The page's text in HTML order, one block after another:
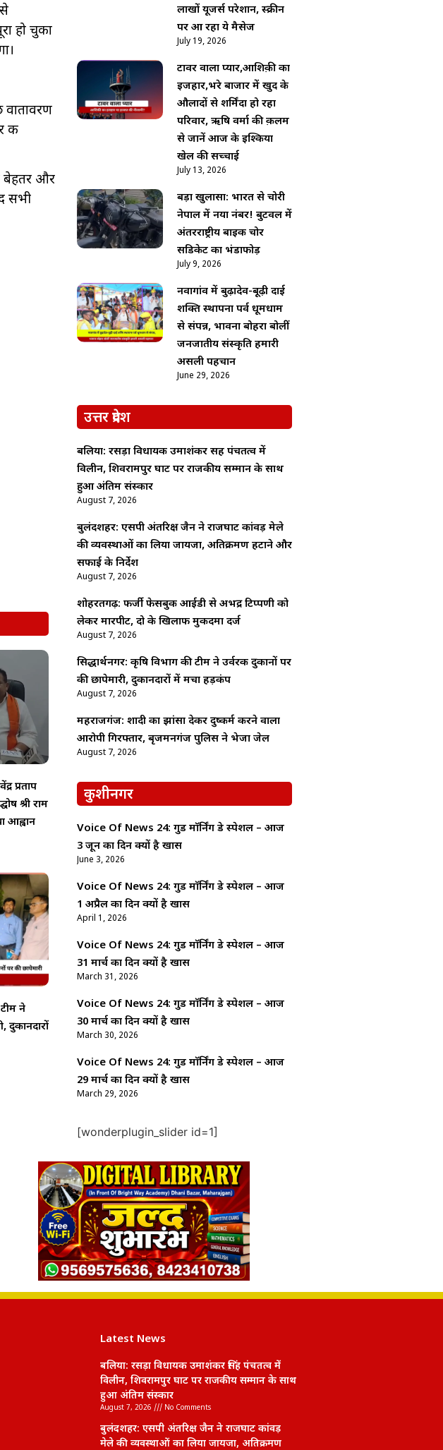
हो चुका
की
बेहतर और
सभी
प्रताप
श्री राम
आह्वान
ने
दुकानदारों
लाखों यूजर्स परेशान, स्क्रीन
पर आ रहा ये मैसेज
July 19, 2026
टावर वाला प्यार,आशिक़ी का
इजहार,भरे बाजार में खुद के
औलादों से शर्मिंदा हो रहा
परिवार, ऋषि वर्मा की क़लम
से जानें आज के इश्किया
खेल की सच्चाई
July 13, 2026
बड़ा खुलासा: भारत से चोरी
नेपाल में नया नंबर! बुटवल में
अंतरराष्ट्रीय बाइक चोर
सिंडिकेट का भंडाफोड़
July 9, 2026
नवागांव में बुढ़ादेव-बूढ़ी दाई
शक्ति स्थापना पर्व धूमधाम
से संपन्न, भावना बोहरा बोलीं
जनजातीय संस्कृति हमारी
असली पहचान
June 29, 2026
उत्तर प्रदेश
बलिया: रसड़ा विधायक उमाशंकर सिंह पंचतत्व में
विलीन, शिवरामपुर घाट पर राजकीय सम्मान के साथ
हुआ अंतिम संस्कार
August 7, 2026
बुलंदशहर: एसपी अंतरिक्ष जैन ने राजघाट कांवड़ मेले
की व्यवस्थाओं का लिया जायजा, अतिक्रमण हटाने और
सफाई के निर्देश
August 7, 2026
शोहरतगढ़: फर्जी फेसबुक आईडी से अभद्र टिप्पणी को
लेकर मारपीट, दो के खिलाफ मुकदमा दर्ज
August 7, 2026
सिद्धार्थनगर: कृषि विभाग की टीम ने उर्वरक दुकानों पर
की छापेमारी, दुकानदारों में मचा हड़कंप
August 7, 2026
महराजगंज: शादी का झांसा देकर दुष्कर्म करने वाला
आरोपी गिरफ्तार, बृजमनगंज पुलिस ने भेजा जेल
August 7, 2026
कुशीनगर
Voice Of News 24: गुड माॅर्निंग डे स्पेशल – आज
3 जून का दिन क्यों है खास
June 3, 2026
Voice Of News 24: गुड माॅर्निंग डे स्पेशल – आज
1 अप्रैल का दिन क्यों है खास
April 1, 2026
Voice Of News 24: गुड माॅर्निंग डे स्पेशल – आज
31 मार्च का दिन क्यों है खास
March 31, 2026
Voice Of News 24: गुड माॅर्निंग डे स्पेशल – आज
30 मार्च का दिन क्यों है खास
March 30, 2026
Voice Of News 24: गुड माॅर्निंग डे स्पेशल – आज
29 मार्च का दिन क्यों है खास
March 29, 2026
[wonderplugin_slider id=1]
Latest News
बलिया: रसड़ा विधायक उमाशंकर सिंह पंचतत्व में
विलीन, शिवरामपुर घाट पर राजकीय सम्मान के साथ
हुआ अंतिम संस्कार
August 7, 2026 No Comments
बुलंदशहर: एसपी अंतरिक्ष जैन ने राजघाट कांवड़
मेले की व्यवस्थाओं का लिया जायजा, अतिक्रमण